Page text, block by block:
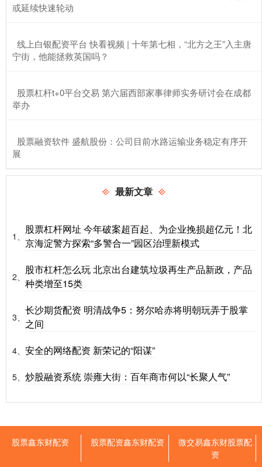
或延续快速轮动
​线上白银配资平台 快看视频 | 十年第七相，“北方之王”入主唐
宁街，他能拯救英国吗？
​股票杠杆t+0平台交易 第六届西部家事律师实务研讨会在成都
举办
​股票融资软件 盛航股份：公司目前水路运输业务稳定有序开
展
最新文章
1、
股票杠杆网址 今年破案超百起、为企业挽损超亿元！北
京海淀警方探索“多警合一”园区治理新模式
2、
股市杠杆怎么玩 北京出台建筑垃圾再生产品新政，产品
种类增至15类
3、
长沙期货配资 明清战争5：努尔哈赤将明朝玩弄于股掌
之间
4、 安全的网络配资 新荣记的“阳谋”
5、 炒股融资系统 崇雍大街：百年商市何以“长聚人气”
股票鑫东财配资 股票配资鑫东财配资
微交易鑫东财股票配
资